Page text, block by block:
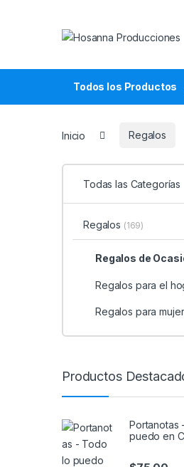
Todos los Productos
Inicio Regalos
Todas las Categorías
Regalos (169)
Regalos de
Regalos para el
Regalos para
Productos
Portanotas
puedo en